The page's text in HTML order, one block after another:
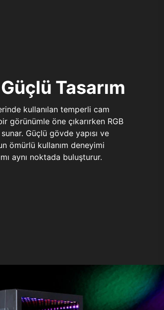
Tasarım
kullanılan temperli cam
görünümle öne çıkarırken RGB
Güçlü gövde yapısı ve
ömürlü kullanım deneyimi
aynı noktada buluşturur.